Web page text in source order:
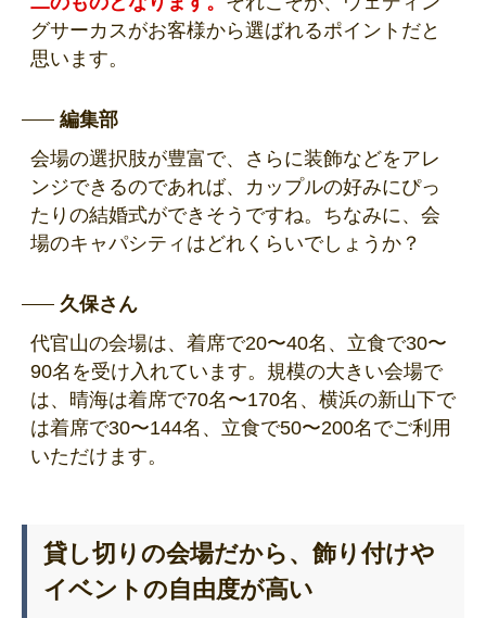
グサーカスがお客様から選ばれるポイントだと
思います。
編集部
会場の選択肢が豊富で、さらに装飾などをアレ
ンジできるのであれば、カップルの好みにぴっ
たりの結婚式ができそうですね。ちなみに、会
場のキャパシティはどれくらいでしょうか？
久保さん
代官山の会場は、着席で20〜40名、立食で30〜
90名を受け入れています。規模の大きい会場で
は、晴海は着席で70名〜170名、横浜の新山下で
は着席で30〜144名、立食で50〜200名でご利用
いただけます。
貸し切りの会場だから、飾り付けや
イベントの自由度が高い